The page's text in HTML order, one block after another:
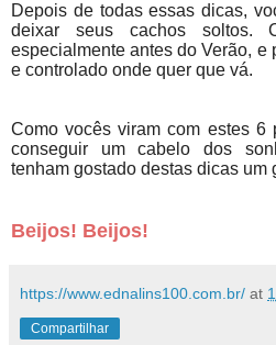
Depois de todas essas dicas,
deixar seus cachos soltos.
especialmente antes do Verão, e
e controlado onde quer que vá.
Como vocês viram com estes 6
conseguir um cabelo dos
tenham gostado destas dicas um
Beijos! Beijos!
https://www.ednalins100.com.br/ at
Compartilhar